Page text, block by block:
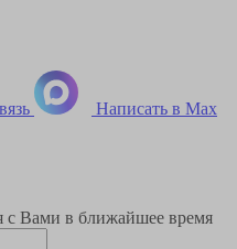
Написать в Max
с Вами в ближайшее время